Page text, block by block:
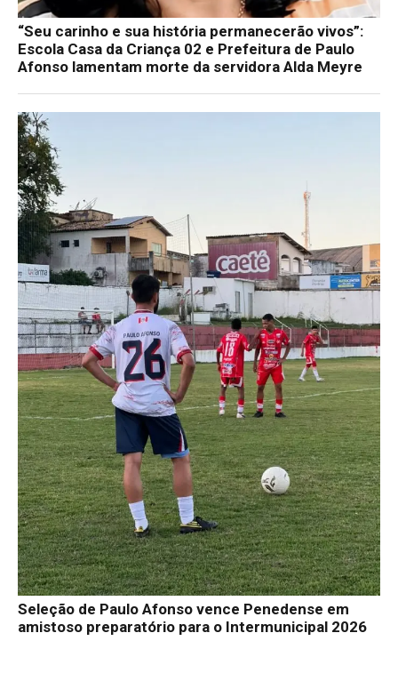
“Seu carinho e sua história permanecerão vivos”:
Escola Casa da Criança 02 e Prefeitura de Paulo
Afonso lamentam morte da servidora Alda Meyre
Seleção de Paulo Afonso vence Penedense em
amistoso preparatório para o Intermunicipal 2026